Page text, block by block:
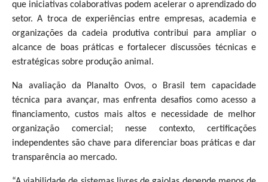
que iniciativas colaborativas podem acelerar o aprendizado do
setor. A troca de experiências entre empresas, academia e
organizações da cadeia produtiva contribui para ampliar o
alcance de boas práticas e fortalecer discussões técnicas e
estratégicas sobre produção animal.
Na avaliação da Planalto Ovos, o Brasil tem capacidade
técnica para avançar, mas enfrenta desafios como acesso a
financiamento, custos mais altos e necessidade de melhor
organização comercial; nesse contexto, certificações
independentes são chave para diferenciar boas práticas e dar
transparência ao mercado.